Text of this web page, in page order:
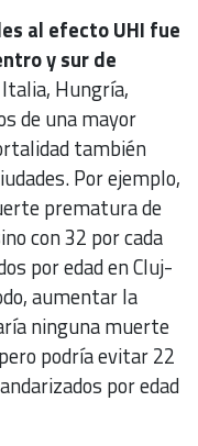
al efecto UHI fue
y sur de
Hungría,
de una mayor
también
Por ejemplo,
prematura de
con 32 por cada
por edad en Cluj-
aumentar la
ninguna muerte
podría evitar 22
por edad